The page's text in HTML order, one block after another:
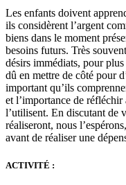
Les enfants doivent
ils considèrent l’argent
biens dans le moment
besoins futurs. Très
désirs immédiats, pour
dû en mettre de côté pour
important qu’ils
et l’importance de
l’utilisent. En discutant de
réaliseront, nous
avant de réaliser une
ACTIVITÉ :